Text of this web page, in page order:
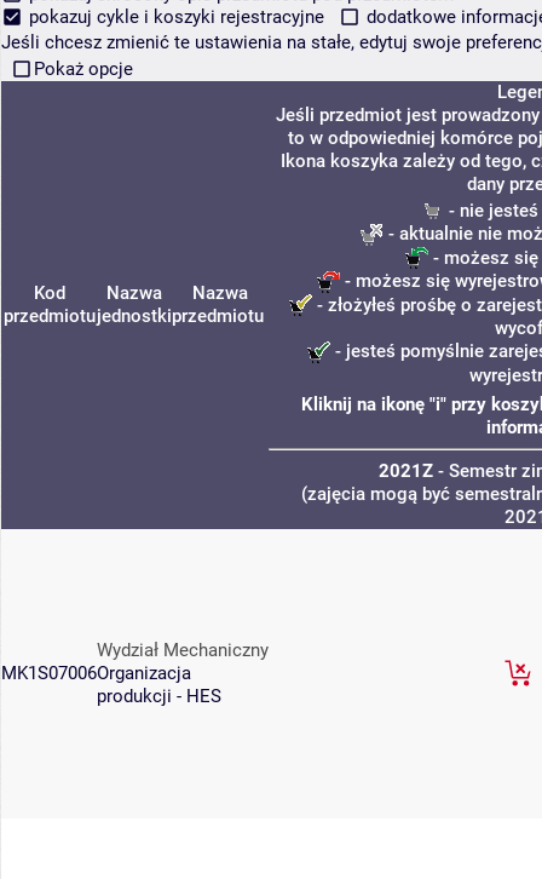
pokazuj cykle i koszyki rejestracyjne
dodatkowe
Jeśli chcesz zmienić te ustawienia na stałe, edytuj swoje
Pokaż opcje
Kod
przedmiotu
Nazwa
jednostki
Nazwa
przedmiotu
Jeśli przedmiot jest
to w odpowiedniej komórce
Ikona koszyka zależy od tego,
dany
- nie
- aktualnie nie
- możesz się
- możesz się
- złożyłeś prośbę o
- jesteś pomyślnie
Kliknij na ikonę "i" przy
2021Z - Semestr
(zajęcia mogą być
MK1S07006
Wydział Mechaniczny
Organizacja
produkcji - HES